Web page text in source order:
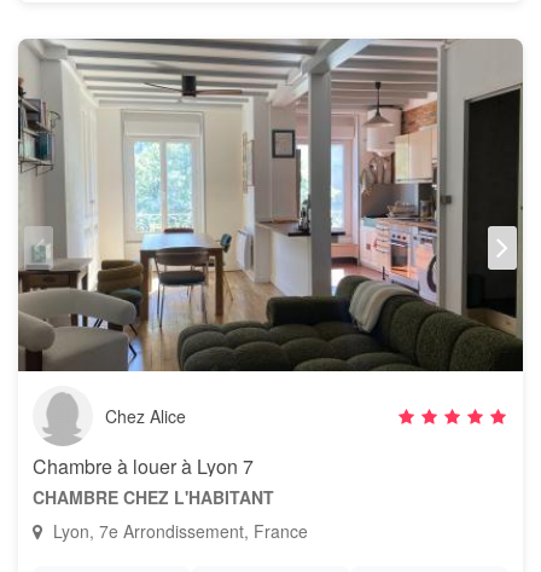
Chez Alice
Chambre à louer à Lyon 7
CHAMBRE CHEZ L'HABITANT
Lyon, 7e Arrondissement, France